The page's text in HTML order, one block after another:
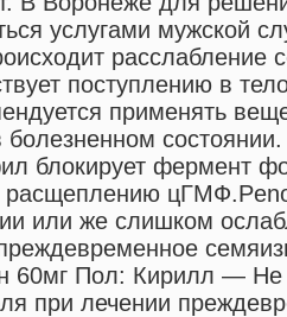
услугами мужской
расслабление
поступлению в
применять
болезненном
блокирует фермент
расщеплению
или же слишком
60мг Пол: Кирилл — Не
при лечении